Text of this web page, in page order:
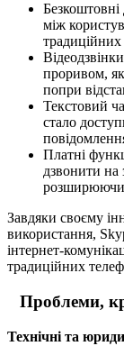
Безкоштовні
між
традиційних
проривом,
попри
Текстовий
стало
Платні
дзвонити на
розширюючи
Завдяки своєму
використання,
інтернет-
традиційних
Проблеми,
Технічні та